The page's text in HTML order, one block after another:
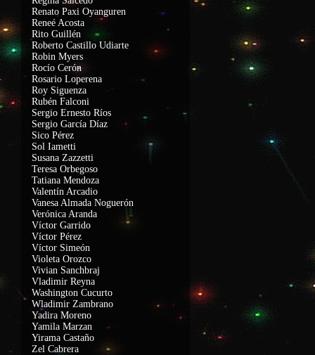
Renato Paxi Oyanguren
Reneé Acosta
Rito Guillén
Roberto Castillo Udiarte
Robin Myers
Rocío Cerón
Rosario Loperena
Roy Siguenza
Rubén Falconi
Sergio Ernesto Ríos
Sergio García Díaz
Sico Pérez
Sol Iametti
Susana Zazzetti
Teresa Orbegoso
Tatiana Mendoza
Valentín Arcadio
Vanesa Almada Noguerón
Verónica Aranda
Víctor Garrido
Víctor Pérez
Víctor Simeón
Violeta Orozco
Vivian Sanchbraj
Vladimir Reyna
Washington Cucurto
Wladimir Zambrano
Yadira Moreno
Yamila Marzan
Yirama Castaño
Zel Cabrera